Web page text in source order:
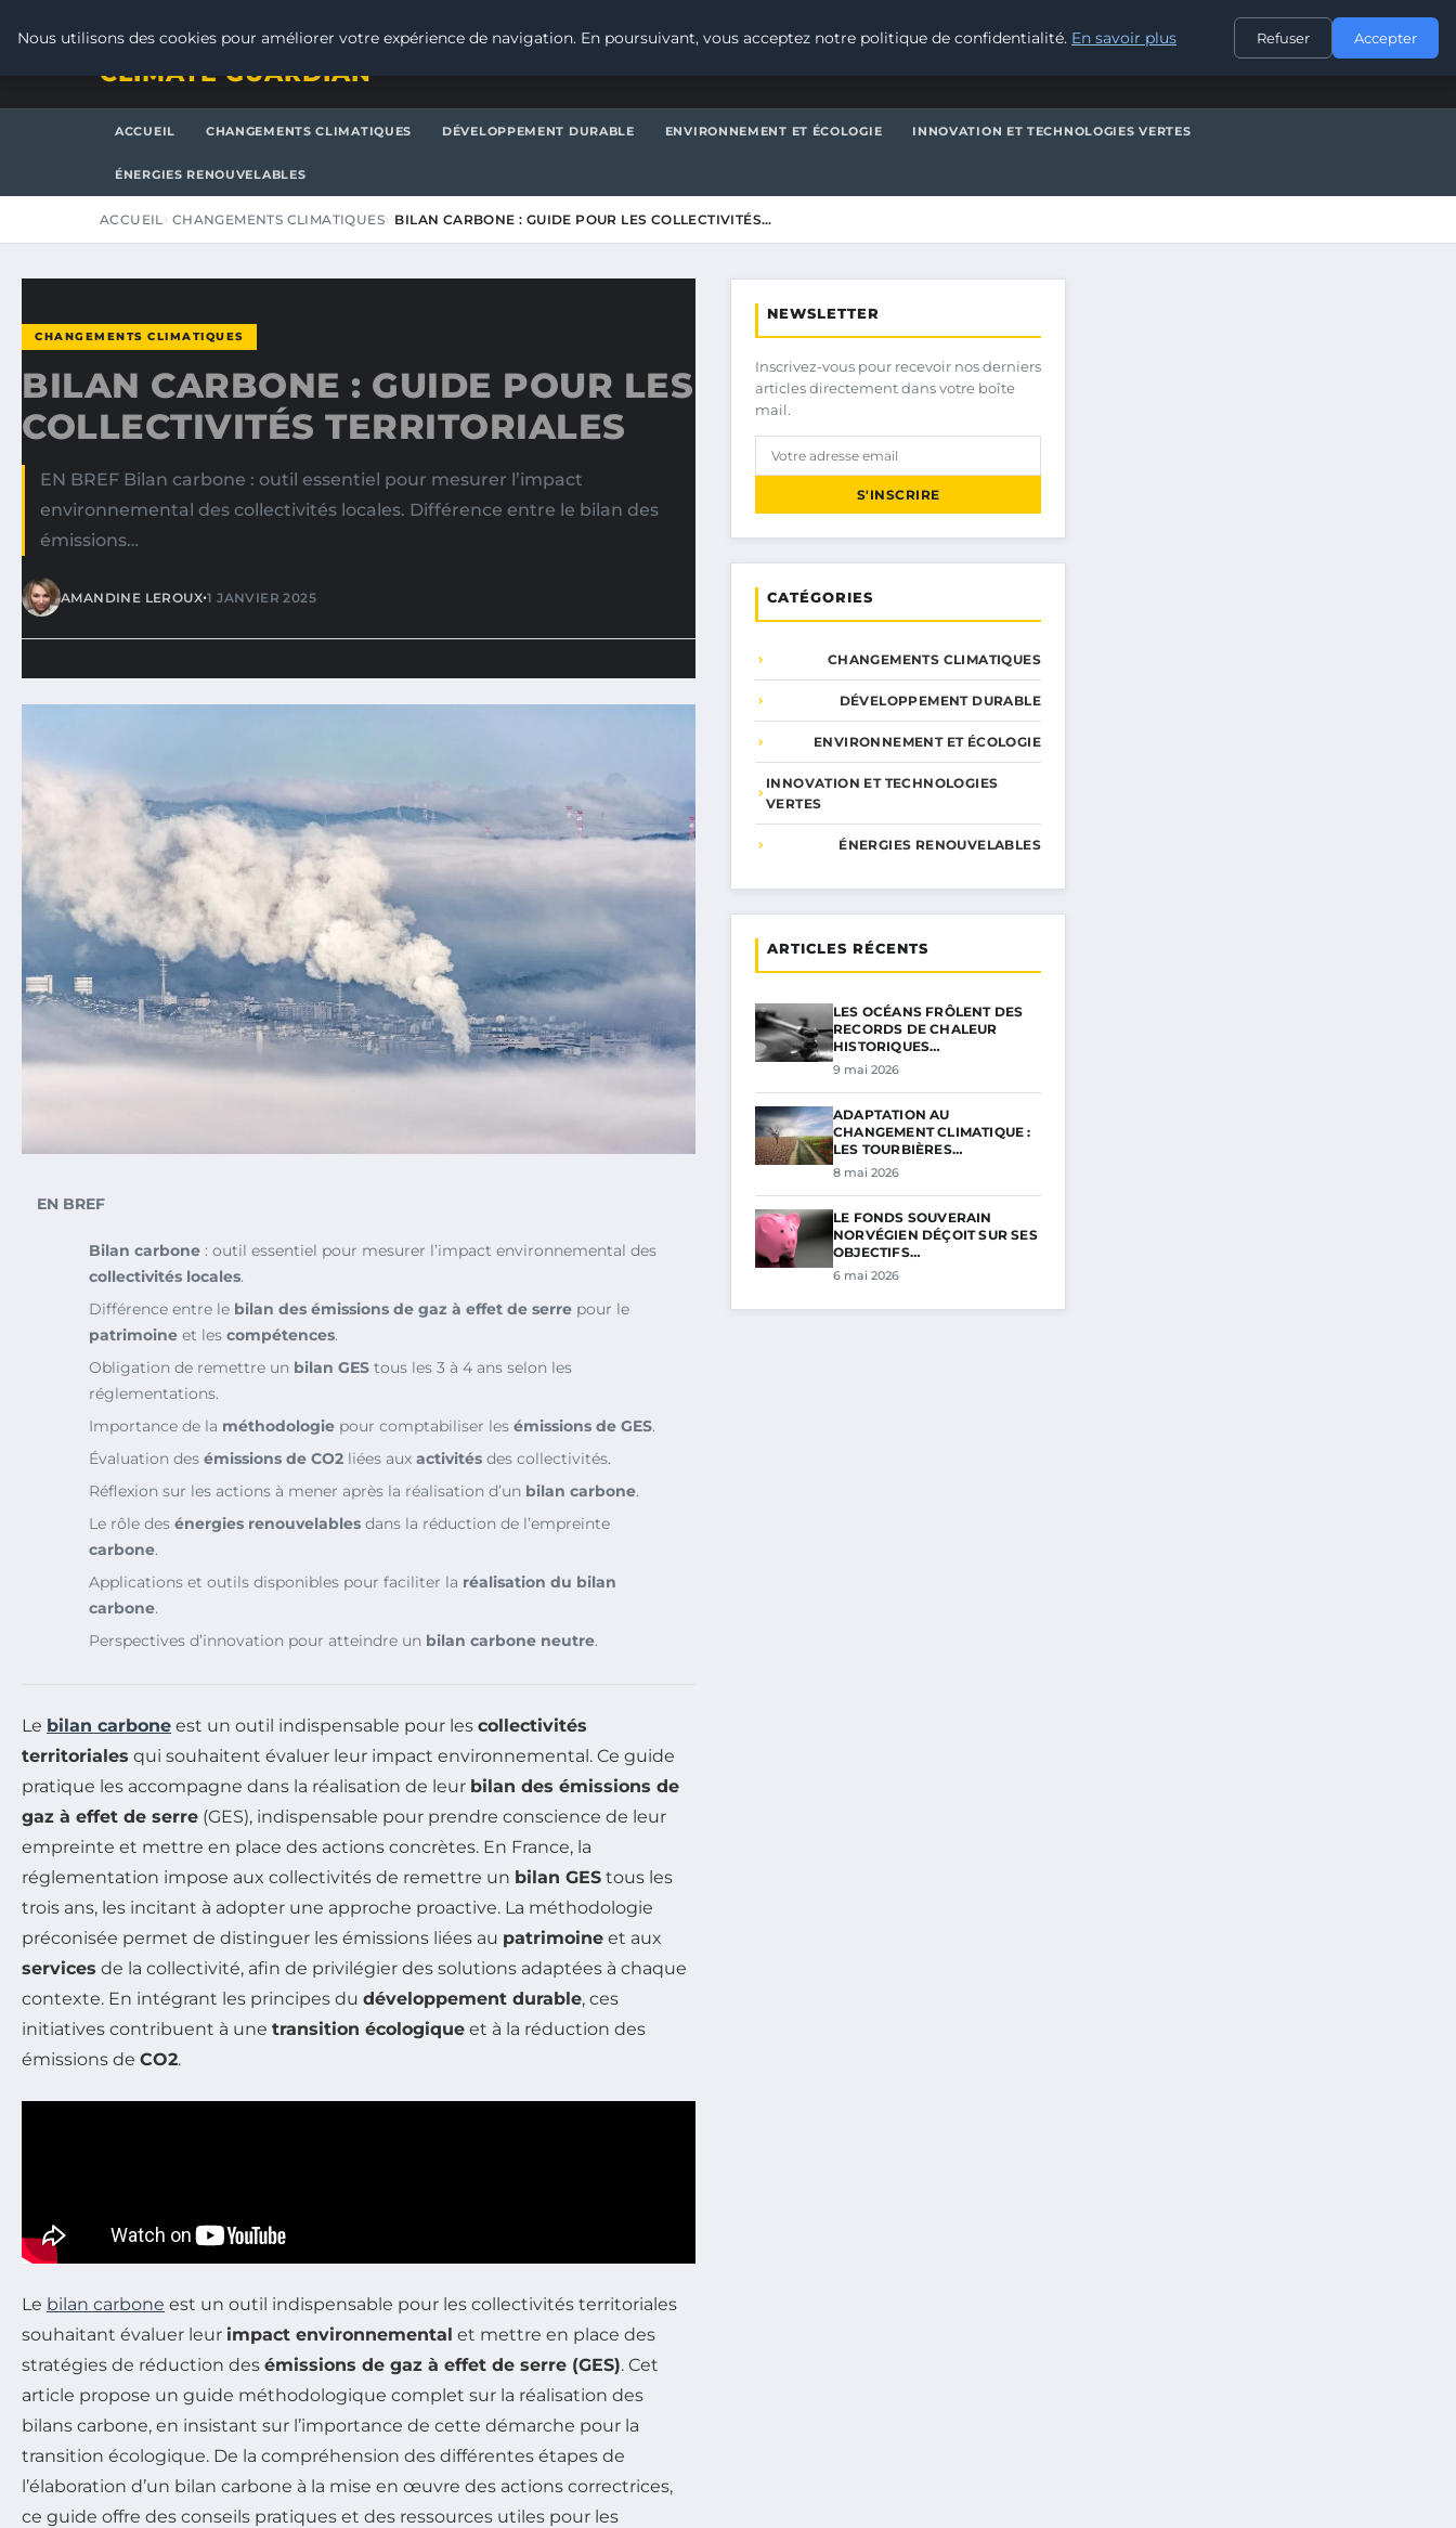
CONTACT
CLIMATE GUARDIAN
ACCUEIL CHANGEMENTS CLIMATIQUES DÉVELOPPEMENT DURABLE ENVIRONNEMENT ET ÉCOLOGIE INNOVATION ET TECHNOLOGIES VERTES
ÉNERGIES RENOUVELABLES
ACCUEIL CHANGEMENTS CLIMATIQUES BILAN CARBONE : GUIDE POUR LES COLLECTIVITÉS…
CHANGEMENTS CLIMATIQUES
BILAN CARBONE : GUIDE POUR LES
COLLECTIVITÉS TERRITORIALES
EN BREF Bilan carbone : outil essentiel pour mesurer l’impact
environnemental des collectivités locales. Différence entre le bilan des
émissions…
AMANDINE LEROUX•1 JANVIER 2025
EN BREF
Bilan carbone : outil essentiel pour mesurer l’impact environnemental des
collectivités locales.
Différence entre le bilan des émissions de gaz à effet de serre pour le
patrimoine et les compétences.
Obligation de remettre un bilan GES tous les 3 à 4 ans selon les
réglementations.
Importance de la méthodologie pour comptabiliser les émissions de GES.
Évaluation des émissions de CO2 liées aux activités des collectivités.
Réflexion sur les actions à mener après la réalisation d’un bilan carbone.
Le rôle des énergies renouvelables dans la réduction de l’empreinte
carbone.
Applications et outils disponibles pour faciliter la réalisation du bilan
carbone.
Perspectives d’innovation pour atteindre un bilan carbone neutre.
Le bilan carbone est un outil indispensable pour les collectivités
territoriales qui souhaitent évaluer leur impact environnemental. Ce guide
pratique les accompagne dans la réalisation de leur bilan des émissions de
gaz à effet de serre (GES), indispensable pour prendre conscience de leur
empreinte et mettre en place des actions concrètes. En France, la
réglementation impose aux collectivités de remettre un bilan GES tous les
trois ans, les incitant à adopter une approche proactive. La méthodologie
préconisée permet de distinguer les émissions liées au patrimoine et aux
services de la collectivité, afin de privilégier des solutions adaptées à chaque
contexte. En intégrant les principes du développement durable, ces
initiatives contribuent à une transition écologique et à la réduction des
émissions de CO2.
Le bilan carbone est un outil indispensable pour les collectivités territoriales
souhaitant évaluer leur impact environnemental et mettre en place des
stratégies de réduction des émissions de gaz à effet de serre (GES). Cet
article propose un guide méthodologique complet sur la réalisation des
bilans carbone, en insistant sur l’importance de cette démarche pour la
transition écologique. De la compréhension des différentes étapes de
l’élaboration d’un bilan carbone à la mise en œuvre des actions correctrices,
ce guide offre des conseils pratiques et des ressources utiles pour les
NEWSLETTER
Inscrivez-vous pour recevoir nos derniers
articles directement dans votre boîte
mail.
S'INSCRIRE
CATÉGORIES
CHANGEMENTS CLIMATIQUES
DÉVELOPPEMENT DURABLE
ENVIRONNEMENT ET ÉCOLOGIE
INNOVATION ET TECHNOLOGIES
VERTES
ÉNERGIES RENOUVELABLES
ARTICLES RÉCENTS
LES OCÉANS FRÔLENT DES
RECORDS DE CHALEUR
HISTORIQUES…
9 mai 2026
ADAPTATION AU
CHANGEMENT CLIMATIQUE :
LES TOURBIÈRES…
8 mai 2026
LE FONDS SOUVERAIN
NORVÉGIEN DÉÇOIT SUR SES
OBJECTIFS…
6 mai 2026
Nous utilisons des cookies pour améliorer votre expérience de navigation. En poursuivant, vous acceptez notre politique de confidentialité. En savoir plus Refuser Accepter